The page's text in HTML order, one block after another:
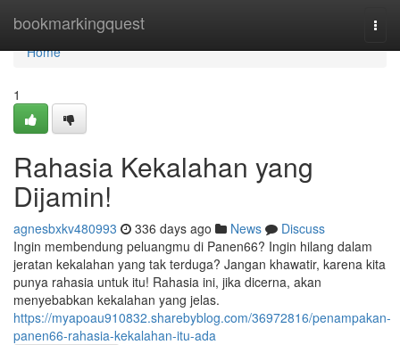
bookmarkingquest
Home
Home
1
Rahasia Kekalahan yang
Dijamin!
agnesbxkv480993 336 days ago News
Discuss
Ingin membendung peluangmu di Panen66? Ingin hilang dalam
jeratan kekalahan yang tak terduga? Jangan khawatir, karena kita
punya rahasia untuk itu! Rahasia ini, jika dicerna, akan
menyebabkan kekalahan yang jelas.
https://myapoau910832.sharebyblog.com/36972816/penampakan-
panen66-rahasia-kekalahan-itu-ada